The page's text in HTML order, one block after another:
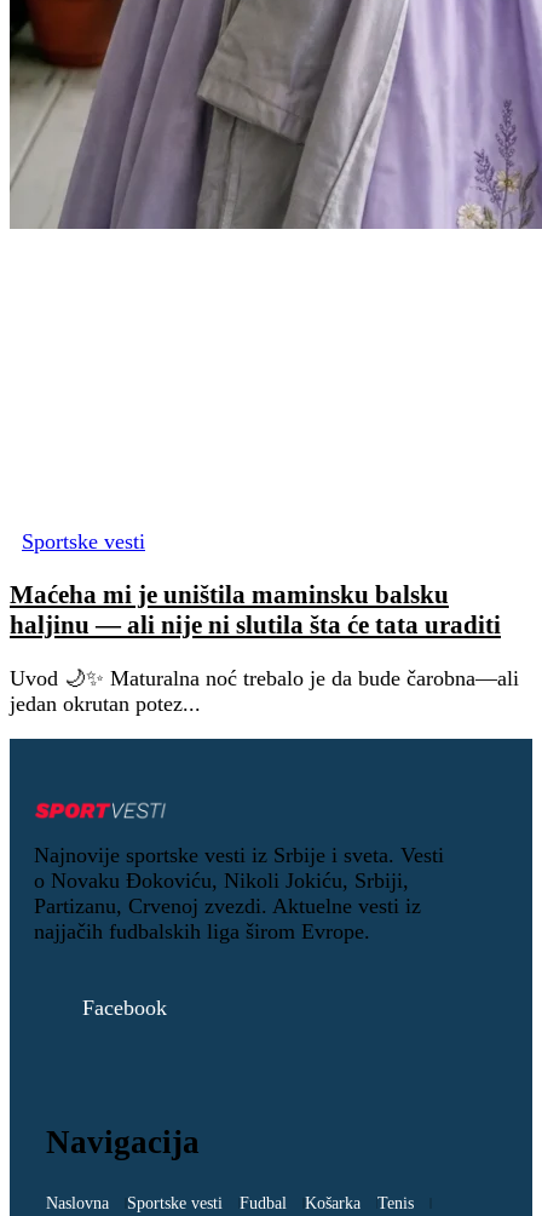
Sportske vesti
Maćeha mi je uništila maminsku balsku
haljinu — ali nije ni slutila šta će tata uraditi
Uvod 🌙✨ Maturalna noć trebalo je da bude čarobna—ali
jedan okrutan potez...
Najnovije sportske vesti iz Srbije i sveta. Vesti
o Novaku Đokoviću, Nikoli Jokiću, Srbiji,
Partizanu, Crvenoj zvezdi. Aktuelne vesti iz
najjačih fudbalskih liga širom Evrope.
Facebook
Navigacija
Naslovna Sportske vesti Fudbal Košarka Tenis